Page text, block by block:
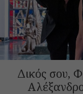
Δικός σου,